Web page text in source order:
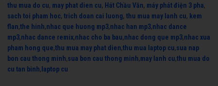
thu mua do cu, may phat dien cu, Hát Chầu Văn, máy phát điện 3 pha,
sach toi pham hoc, trich doan cai luong, thu mua may lanh cu, kem
flan,the hinh,nhac que huong mp3,nhac han mp3,nhac dance
mp3,nhac dance remix,nhac cho ba bau,nhac dong que mp3,nhac xua
pham hong que,thu mua may phat dien,thu mua laptop cu,sua nap
bon cau thong minh,sua bon cau thong minh,may lanh cu,thu mua do
cu tan binh, laptop cu